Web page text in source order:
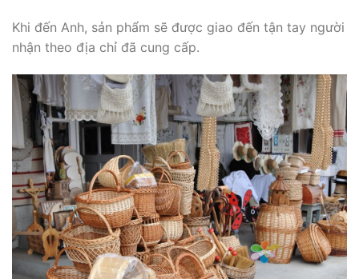
Khi đến Anh, sản phẩm sẽ được giao đến tận tay người
nhận theo địa chỉ đã cung cấp.